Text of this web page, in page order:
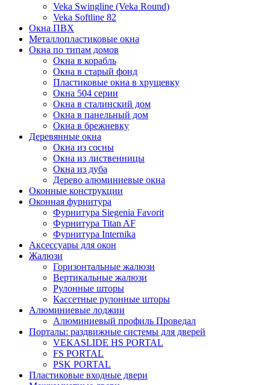
Veka Swingline (Veka Round)
Veka Softline 82
Окна ПВХ
Металлопластиковые окна
Окна по типам домов
Окна в корабль
Окна в старый фонд
Пластиковые окна в хрущевку
Окна 504 серии
Окна в сталинский дом
Окна в панельный дом
Окна в брежневку
Деревянные окна
Окна из сосны
Окна из лиственницы
Окна из дуба
Дерево алюминиевые окна
Оконные конструкции
Оконная фурнитура
Фурнитура Siegenia Favorit
Фурнитура Titan AF
Фурнитура Internika
Аксессуары для окон
Жалюзи
Горизонтальные жалюзи
Вертикальные жалюзи
Рулонные шторы
Кассетные рулонные шторы
Алюминиевые лоджии
Алюминиевый профиль Проведал
Порталы: раздвижные системы для дверей
VEKASLIDE HS PORTAL
FS PORTAL
PSK PORTAL
Пластиковые входные двери